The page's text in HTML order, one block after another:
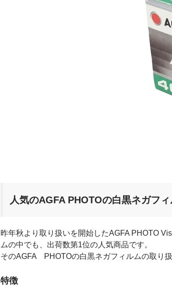
人気のAGFA PHOTOの白黒ネガフ
昨年秋より取り扱いを開始したAGFA PHOTO
ムの中でも、出荷数第1位の人気商品です。
そのAGFA PHOTOの白黒ネガフィルムの取り扱
特徴